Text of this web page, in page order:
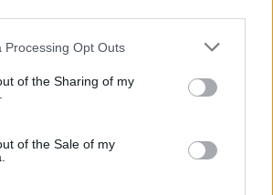
Processing Opt Outs
of the Sharing of my
of the Sale of my
στο εφτάζυμο: Η Κασταμονίτσα
στην Ελλάδα